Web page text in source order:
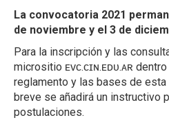
La convocatoria 2021
de noviembre y el 3 de
Para la inscripción y las
micrositio ᴇᴠᴄ.ᴄɪɴ.ᴇᴅᴜ.ᴀʀ
reglamento y las bases de esta
breve se añadirá un instructivo
postulaciones.